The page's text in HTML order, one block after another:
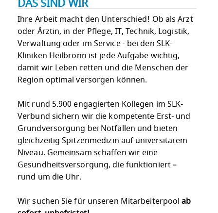
DAS SIND WIR
Ihre Arbeit macht den Unterschied! Ob als Arzt
oder Ärztin, in der Pflege, IT, Technik, Logistik,
Verwaltung oder im Service - bei den SLK-
Kliniken Heilbronn ist jede Aufgabe wichtig,
damit wir Leben retten und die Menschen der
Region optimal versorgen können.
Mit rund 5.900 engagierten Kollegen im SLK-
Verbund sichern wir die kompetente Erst- und
Grundversorgung bei Notfällen und bieten
gleichzeitig Spitzenmedizin auf universitärem
Niveau. Gemeinsam schaffen wir eine
Gesundheitsversorgung, die funktioniert –
rund um die Uhr.
Wir suchen Sie für unseren Mitarbeiterpoolab